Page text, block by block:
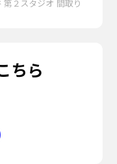
２スタジオ 間取り
ちら